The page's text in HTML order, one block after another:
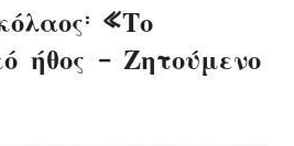
«Το
ήθος – Ζητούμενο